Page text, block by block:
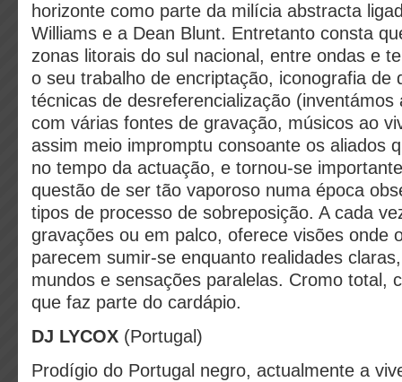
horizonte como parte da milícia abstracta
Williams e a Dean Blunt. Entretanto consta
zonas litorais do sul nacional, entre ondas e
o seu trabalho de encriptação, iconografia de
técnicas de desreferencialização (inventámos
com várias fontes de gravação, músicos ao
assim meio impromptu consoante os aliados
no tempo da actuação, e tornou-se
questão de ser tão vaporoso numa época
tipos de processo de sobreposição. A cada
gravações ou em palco, oferece visões onde
parecem sumir-se enquanto realidades
mundos e sensações paralelas. Cromo total,
que faz parte do cardápio.
DJ LYCOX (Portugal)
Prodígio do Portugal negro, actualmente a